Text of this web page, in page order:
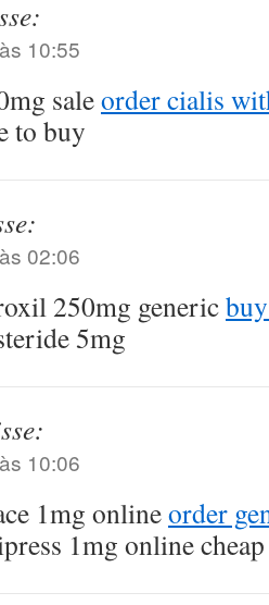
10:55
saleorder cialis
to buy
02:06
250mg generic
5mg
10:06
1mg onlineorder
1mg online cheap